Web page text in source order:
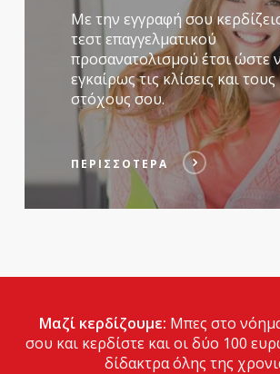
Με την εγγραφή σου
τεστ επαγγελματικού
προσανατολισμού έτσι ώστε
εγκαίρως τις κλίσεις και τους
στόχους σου.
ΠΕΡΙΣΣΟΤΕΡΑ
Μαζί κερδίζουμε: Μπες στο
σου και κερδίστε και οι δύο 100
δίδακτρα όλης της